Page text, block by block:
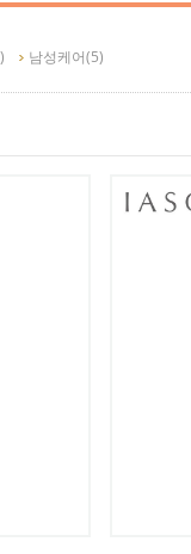
남성케어(5)